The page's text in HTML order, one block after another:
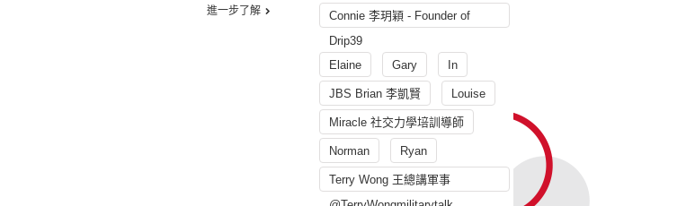
進一步了解
Connie 李玥穎 - Founder of
Drip39
Elaine
Gary In
JBS Brian 李凱賢 Louise
Miracle 社交力學培訓導師
Norman Ryan
Terry Wong 王總講軍事